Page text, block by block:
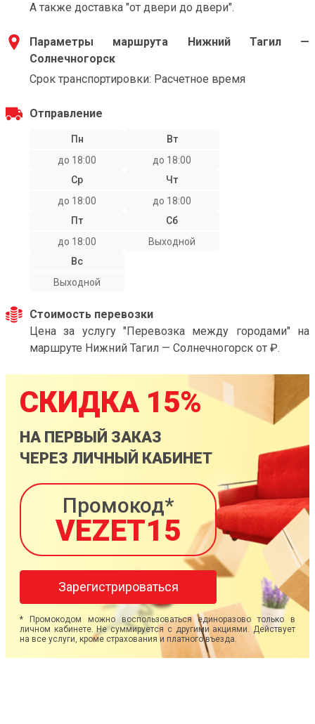
А также доставка "от двери до двери".
Параметры маршрута Нижний Тагил —
Солнечногорск
Срок транспортировки: Расчетное время
Отправление
Пн
до 18:00
Вт
до 18:00
Ср
до 18:00
Чт
до 18:00
Пт
до 18:00
Сб
Выходной
Вс
Выходной
Стоимость перевозки
Цена за услугу "Перевозка между городами" на
маршруте Нижний Тагил — Солнечногорск от ₽.
СКИДКА 15%
НА ПЕРВЫЙ ЗАКАЗ
ЧЕРЕЗ ЛИЧНЫЙ КАБИНЕТ
Промокод*
VEZET15
Зарегистрироваться
* Промокодом можно воспользоваться единоразово только в
личном кабинете. Не суммируется с другими акциями. Действует
на все услуги, кроме страхования и платного въезда.